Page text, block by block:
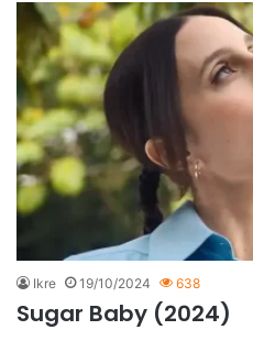
Ikre 19/10/2024 638
Sugar Baby (2024)